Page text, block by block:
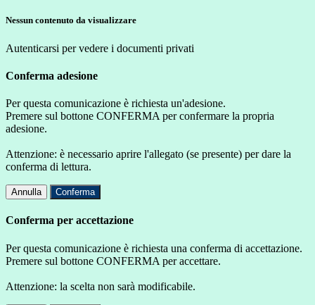
Nessun contenuto da visualizzare
Autenticarsi per vedere i documenti privati
Conferma adesione
Per questa comunicazione è richiesta un'adesione.
Premere sul bottone CONFERMA per confermare la propria
adesione.
Attenzione: è necessario aprire l'allegato (se presente) per dare la
conferma di lettura.
Annulla Conferma
Conferma per accettazione
Per questa comunicazione è richiesta una conferma di accettazione.
Premere sul bottone CONFERMA per accettare.
Attenzione: la scelta non sarà modificabile.